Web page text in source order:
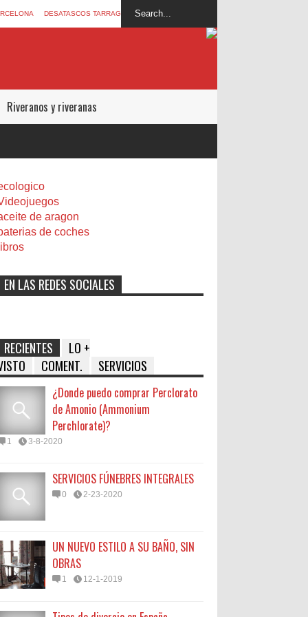
DESATASCOS TARRAGONA
Riveranos y riveranas
de aragon
de coches
libros
EN LAS REDES SOCIALES
RECIENTES
LO +
COMENT. SERVICIOS
¿Donde puedo comprar Perclorato
de Amonio (Ammonium
Perchlorate)?
1 3-8-2020
SERVICIOS FÚNEBRES INTEGRALES
0 2-23-2020
UN NUEVO ESTILO A SU BAÑO, SIN
OBRAS
1 12-1-2019